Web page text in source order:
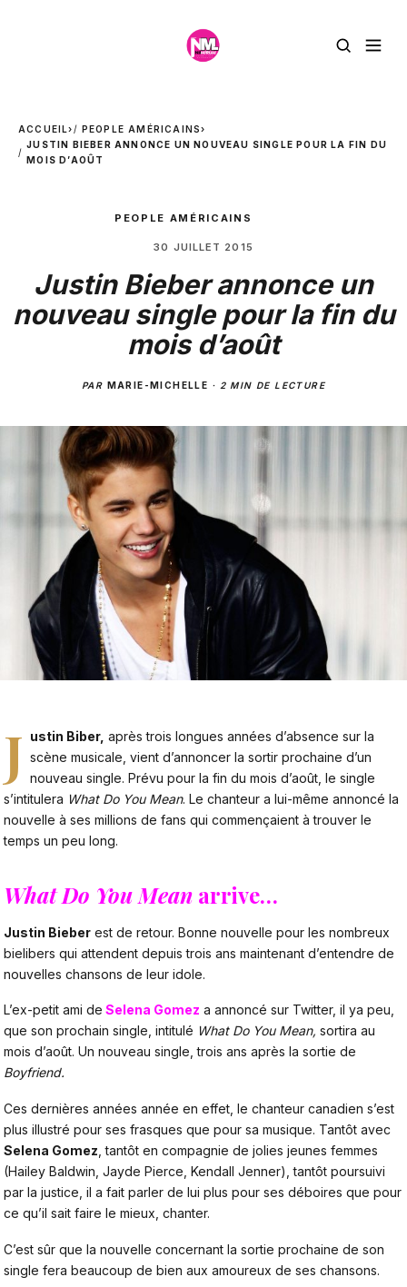
ACCUEIL› PEOPLE AMÉRICAINS›
JUSTIN BIEBER ANNONCE UN NOUVEAU SINGLE POUR LA FIN DU
MOIS D’AOÛT
PEOPLE AMÉRICAINS
30 JUILLET 2015
Justin Bieber annonce un
nouveau single pour la fin du
mois d’août
PAR MARIE-MICHELLE · 2 MIN DE LECTURE
J ustin Biber, après trois longues années d’absence sur la
scène musicale, vient d’annoncer la sortir prochaine d’un
nouveau single. Prévu pour la fin du mois d’août, le single
s’intitulera What Do You Mean. Le chanteur a lui-même annoncé la
nouvelle à ses millions de fans qui commençaient à trouver le
temps un peu long.
What Do YouMean arrive…
Justin Bieber est de retour. Bonne nouvelle pour les nombreux
bielibers qui attendent depuis trois ans maintenant d’entendre de
nouvelles chansons de leur idole.
L’ex-petit ami de Selena Gomez a annoncé sur Twitter, il ya peu,
que son prochain single, intitulé What Do You Mean, sortira au
mois d’août. Un nouveau single, trois ans après la sortie de
Boyfriend.
Ces dernières années année en effet, le chanteur canadien s’est
plus illustré pour ses frasques que pour sa musique. Tantôt avec
Selena Gomez , tantôt en compagnie de jolies jeunes femmes
(Hailey Baldwin, Jayde Pierce, Kendall Jenner), tantôt poursuivi
par la justice, il a fait parler de lui plus pour ses déboires que pour
ce qu’il sait faire le mieux, chanter.
C’est sûr que la nouvelle concernant la sortie prochaine de son
single fera beaucoup de bien aux amoureux de ses chansons.